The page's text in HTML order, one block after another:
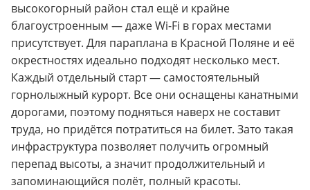
высокогорный район стал ещё и крайне
благоустроенным — даже Wi-Fi в горах местами
присутствует. Для параплана в Красной Поляне и её
окрестностях идеально подходят несколько мест.
Каждый отдельный старт — самостоятельный
горнолыжный курорт. Все они оснащены канатными
дорогами, поэтому подняться наверх не составит
труда, но придётся потратиться на билет. Зато такая
инфраструктура позволяет получить огромный
перепад высоты, а значит продолжительный и
запоминающийся полёт, полный красоты.